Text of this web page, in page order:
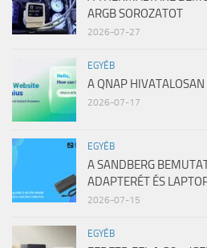
ARGB SOROZATOT
2026-07-27
EGYÉB
A QNAP
2026-07-17
EGYÉB
A SANDBERG
ADAPTERÉT ÉS
2026-07-15
EGYÉB